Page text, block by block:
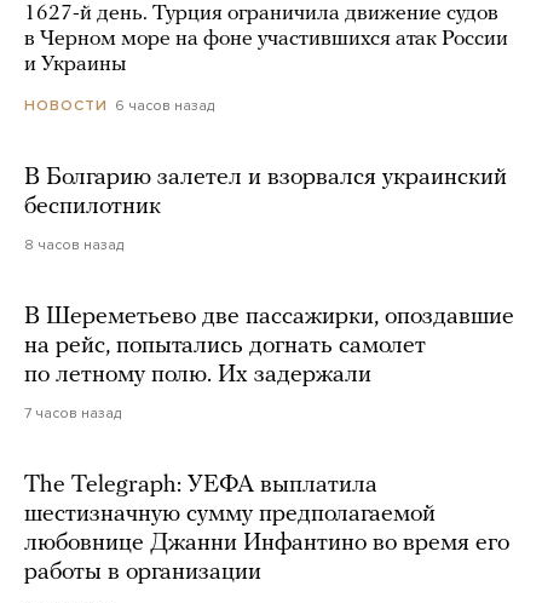
1627-й день. Турция ограничила движение судов
в Черном море на фоне участившихся атак России
и Украины
НОВОСТИ 6 часов назад
В Болгарию залетел и взорвался украинский
беспилотник
8 часов назад
В Шереметьево две пассажирки, опоздавшие
на рейс, попытались догнать самолет
по летному полю. Их задержали
7 часов назад
The Telegraph: УЕФА выплатила
шестизначную сумму предполагаемой
любовнице Джанни Инфантино во время его
работы в организации